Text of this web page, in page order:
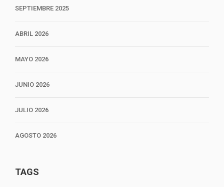
SEPTIEMBRE 2025
ABRIL 2026
MAYO 2026
JUNIO 2026
JULIO 2026
AGOSTO 2026
TAGS